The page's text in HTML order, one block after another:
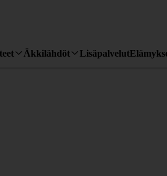
Äkkilähdöt Lisäpalvelut